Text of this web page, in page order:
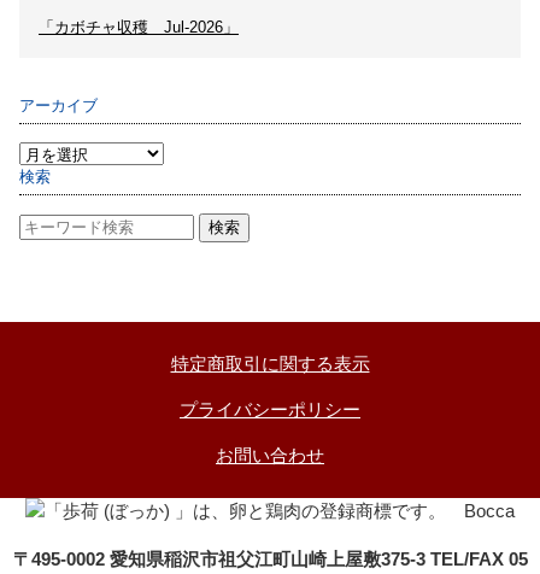
「カボチャ収穫 Jul-2026」
アーカイブ
検索
特定商取引に関する表示
プライバシーポリシー
お問い合わせ
〒495-0002 愛知県稲沢市祖父江町山崎上屋敷375-3 TEL/FAX 05